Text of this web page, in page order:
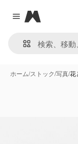
Close menu
Magnific
ホーム/ストック/写真/花